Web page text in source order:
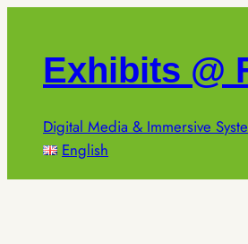
springenExhibits @
Digital Media & Immersive
English